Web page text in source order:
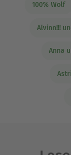
100% Wolf
Alvinn!!!
Anna